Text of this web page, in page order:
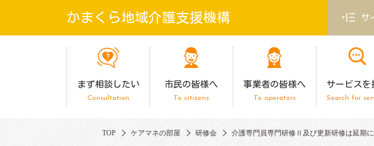
かまくら地域介護支援機構 サ
まず相談したい
Consultation
市民の皆様へ
To citizens
事業者の皆様へ
To operators
サービスを
Search for
TOP ケアマネの部屋 研修会 介護専門員専門研修Ⅱ及び更新研修は延期に